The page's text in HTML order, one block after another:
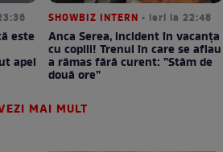
este
apel
SHOWBIZ INTERN • ieri la 22:48
Anca Serea, incident în vacanța
cu copiii! Trenul în care se aflau
a rămas fără curent: ”Stăm de
două ore”
MAI MULT